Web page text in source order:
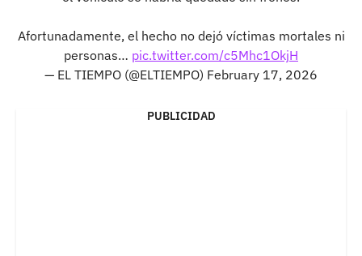
Afortunadamente, el hecho no dejó víctimas mortales ni
personas… pic.twitter.com/c5Mhc1OkjH
— EL TIEMPO (@ELTIEMPO) February 17, 2026
PUBLICIDAD